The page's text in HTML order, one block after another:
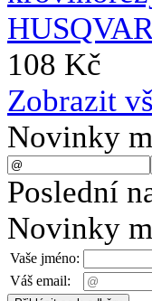
108 Kč
Zobrazit
Novinky
Poslední
Novinky
Vaše jméno:
Váš email: